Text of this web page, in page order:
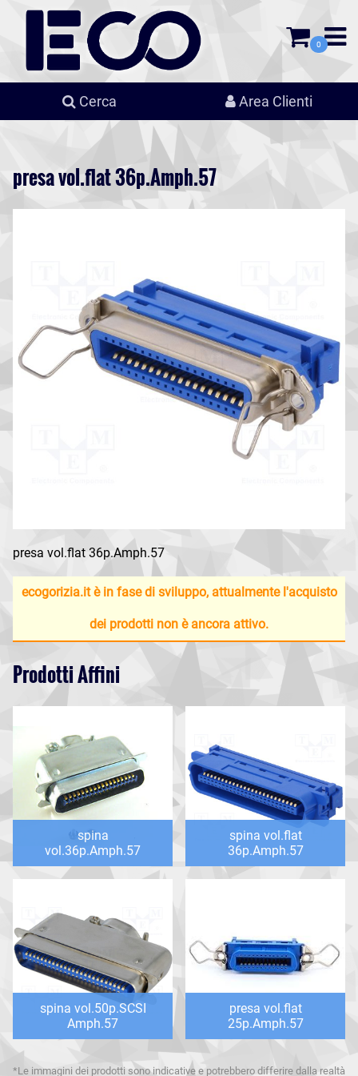
0
Cerca Area Clienti
presa vol.flat 36p.Amph.57
presa vol.flat 36p.Amph.57
ecogorizia.it è in fase di sviluppo, attualmente l'acquisto
dei prodotti non è ancora attivo.
Prodotti Affini
spina
vol.36p.Amph.57
spina vol.flat
36p.Amph.57
spina vol.50p.SCSI
Amph.57
presa vol.flat
25p.Amph.57
*Le immagini dei prodotti sono indicative e potrebbero differire dalla realtà